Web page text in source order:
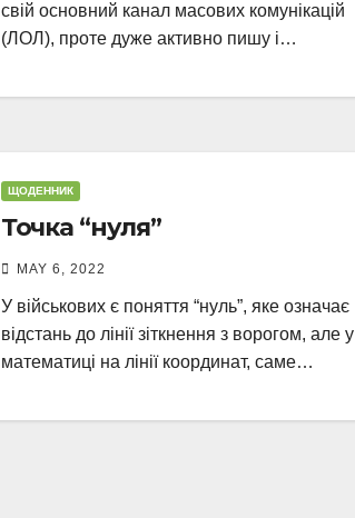
свій основний канал масових комунікацій
(ЛОЛ), проте дуже активно пишу і…
ЩОДЕННИК
Точка “нуля”
MAY 6, 2022
У військових є поняття “нуль”, яке означає
відстань до лінії зіткнення з ворогом, але у
математиці на лінії координат, саме…